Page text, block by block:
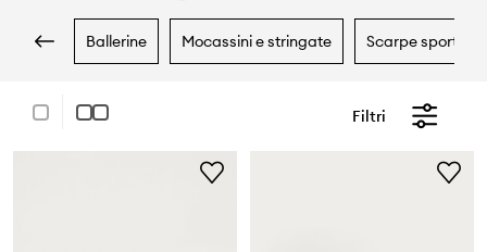
ballerine mocassini e stringate scarpe sportive
Filtri